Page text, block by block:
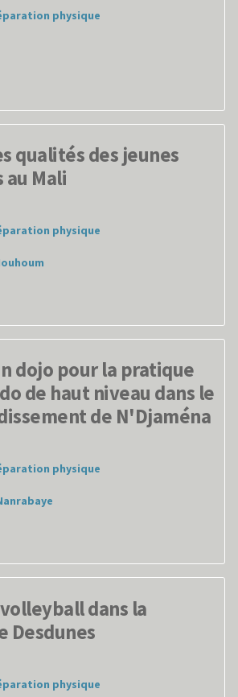
physique
qualités des jeunes
Mali
physique
dojo pour la pratique
de haut niveau dans le
de N'Djaména
physique
dans la
Desdunes
physique